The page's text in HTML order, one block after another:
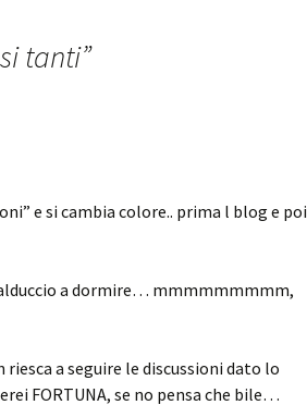
tanti”
e si cambia colore.. prima l blog e poi
a dormire… mmmmmmmmm,
riesca a seguire le discussioni dato lo
FORTUNA, se no pensa che bile…